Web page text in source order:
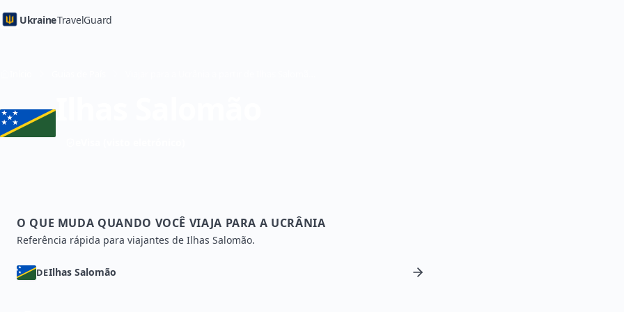
UkraineTravelGuard
O QUE MUDA QUANDO VOCÊ VIAJA PARA A UCRÂNIA
Referência rápida para viajantes de Ilhas Salomão.
DEIlhas Salomão